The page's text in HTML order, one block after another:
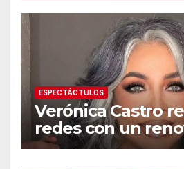
ESPECTÁCTULOS
Verónica Castro
redes con un
cambio de look